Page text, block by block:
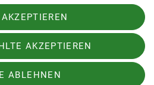
Datenschutz-Einstellungen
Datenschutz
AKZEPTIEREN
ABLEHNEN